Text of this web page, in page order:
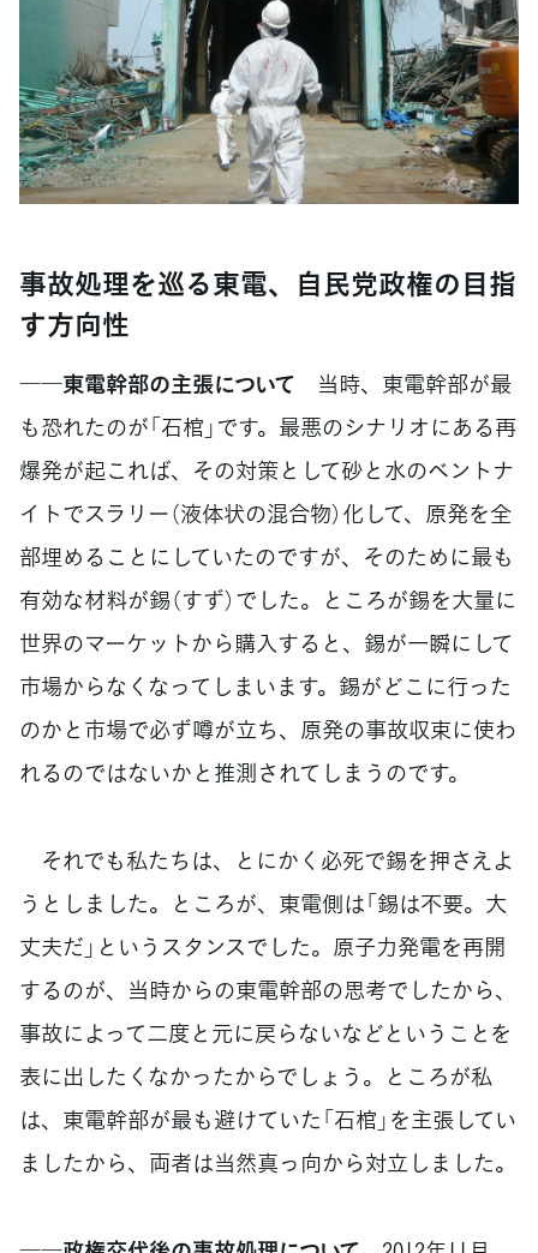
事故処理を巡る東電、自民党政権の目指
す方向性
――東電幹部の主張について 当時、東電幹部が最
も恐れたのが「石棺」です。最悪のシナリオにある再
爆発が起これば、その対策として砂と水のベントナ
イトでスラリー（液体状の混合物）化して、原発を全
部埋めることにしていたのですが、そのために最も
有効な材料が錫（すず）でした。ところが錫を大量に
世界のマーケットから購入すると、錫が一瞬にして
市場からなくなってしまいます。錫がどこに行った
のかと市場で必ず噂が立ち、原発の事故収束に使わ
れるのではないかと推測されてしまうのです。
それでも私たちは、とにかく必死で錫を押さえよ
うとしました。ところが、東電側は「錫は不要。大
丈夫だ」というスタンスでした。原子力発電を再開
するのが、当時からの東電幹部の思考でしたから、
事故によって二度と元に戻らないなどということを
表に出したくなかったからでしょう。ところが私
は、東電幹部が最も避けていた「石棺」を主張してい
ましたから、両者は当然真っ向から対立しました。